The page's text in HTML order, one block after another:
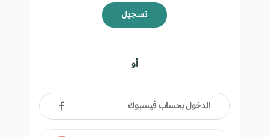
تسجيل
أو
الدخول بحساب فيسبوك